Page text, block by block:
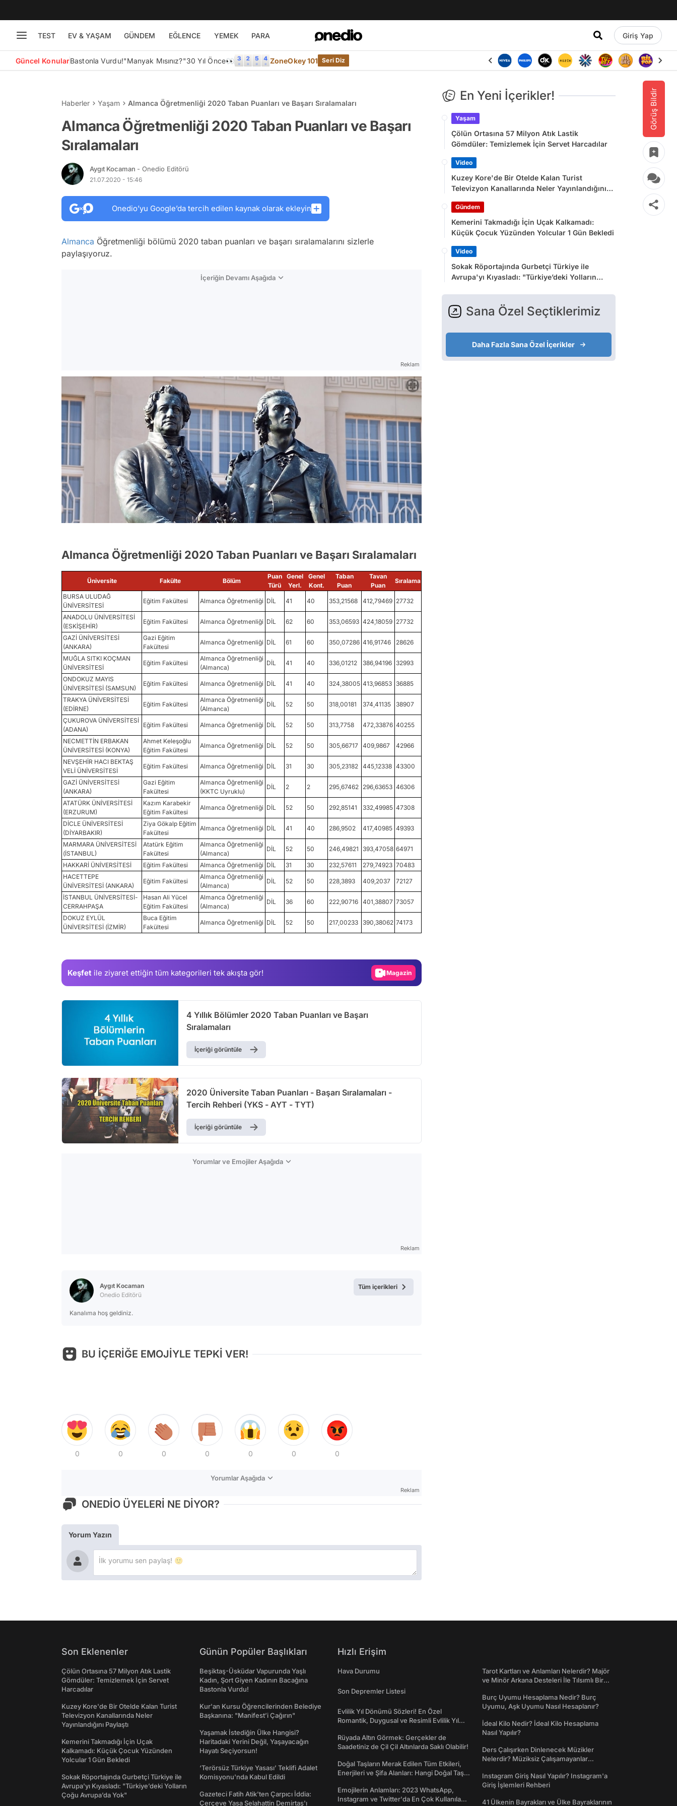
TEST EV & YAŞAM GÜNDEM EĞLENCE YEMEK PARA Giriş Yap
Güncel KonularBastonla Vurdu!"Manyak Mısınız?"30 Yıl Önce👀 ZoneOkey 101 Seri Diz
Görüş Bildir
Haberler Yaşam Almanca Öğretmenliği 2020 Taban Puanları ve Başarı Sıralamaları
Almanca Öğretmenliği 2020 Taban Puanları ve Başarı
Sıralamaları
Aygıt Kocaman - Onedio Editörü
21.07.2020 - 15:46
Onedio’yu Google’da tercih edilen kaynak olarak ekleyin
Almanca Öğretmenliği bölümü 2020 taban puanları ve başarı sıralamalarını sizlerle
paylaşıyoruz.
İçeriğin Devamı Aşağıda
Reklam
Almanca Öğretmenliği 2020 Taban Puanları ve Başarı Sıralamaları
Üniversite Fakülte Bölüm
Puan
Türü
Genel
Yerl.
Genel
Kont.
Taban
Puan
Tavan
Puan
Sıralama
BURSA ULUDAĞ
ÜNİVERSİTESİ
Eğitim Fakültesi Almanca Öğretmenliği DİL 41 40 353,21568 412,79469 27732
ANADOLU ÜNİVERSİTESİ
(ESKİŞEHİR)
Eğitim Fakültesi Almanca Öğretmenliği DİL 62 60 353,06593 424,18059 27732
GAZİ ÜNİVERSİTESİ
(ANKARA)
Gazi Eğitim
Fakültesi
Almanca Öğretmenliği DİL 61 60 350,07286 416,91746 28626
MUĞLA SITKI KOÇMAN
ÜNİVERSİTESİ
Eğitim Fakültesi
Almanca Öğretmenliği
(Almanca)
DİL 41 40 336,01212 386,94196 32993
ONDOKUZ MAYIS
ÜNİVERSİTESİ (SAMSUN)
Eğitim Fakültesi Almanca Öğretmenliği DİL 41 40 324,38005 413,96853 36885
TRAKYA ÜNİVERSİTESİ
(EDİRNE)
Eğitim Fakültesi
Almanca Öğretmenliği
(Almanca)
DİL 52 50 318,00181 374,41135 38907
ÇUKUROVA ÜNİVERSİTESİ
(ADANA)
Eğitim Fakültesi Almanca Öğretmenliği DİL 52 50 313,7758 472,33876 40255
NECMETTİN ERBAKAN
ÜNİVERSİTESİ (KONYA)
Ahmet Keleşoğlu
Eğitim Fakültesi
Almanca Öğretmenliği DİL 52 50 305,66717 409,9867 42966
NEVŞEHİR HACI BEKTAŞ
VELİ ÜNİVERSİTESİ
Eğitim Fakültesi Almanca Öğretmenliği DİL 31 30 305,23182 445,12338 43300
GAZİ ÜNİVERSİTESİ
(ANKARA)
Gazi Eğitim
Fakültesi
Almanca Öğretmenliği
(KKTC Uyruklu)
DİL 2 2 295,67462 296,63653 46306
ATATÜRK ÜNİVERSİTESİ
(ERZURUM)
Kazım Karabekir
Eğitim Fakültesi
Almanca Öğretmenliği DİL 52 50 292,85141 332,49985 47308
DİCLE ÜNİVERSİTESİ
(DİYARBAKIR)
Ziya Gökalp Eğitim
Fakültesi
Almanca Öğretmenliği DİL 41 40 286,9502 417,40985 49393
MARMARA ÜNİVERSİTESİ
(İSTANBUL)
Atatürk Eğitim
Fakültesi
Almanca Öğretmenliği
(Almanca)
DİL 52 50 246,49821 393,47058 64971
HAKKARİ ÜNİVERSİTESİ Eğitim Fakültesi Almanca Öğretmenliği DİL 31 30 232,57611 279,74923 70483
HACETTEPE
ÜNİVERSİTESİ (ANKARA)
Eğitim Fakültesi
Almanca Öğretmenliği
(Almanca)
DİL 52 50 228,3893 409,2037 72127
İSTANBUL ÜNİVERSİTESİ-
CERRAHPAŞA
Hasan Ali Yücel
Eğitim Fakültesi
Almanca Öğretmenliği
(Almanca)
DİL 36 60 222,90716 401,38807 73057
DOKUZ EYLÜL
ÜNİVERSİTESİ (İZMİR)
Buca Eğitim
Fakültesi
Almanca Öğretmenliği DİL 52 50 217,00233 390,38062 74173
Keşfet ile ziyaret ettiğin tüm kategorileri tek akışta gör!
Video
Magazin
4 Yıllık Bölümler 2020 Taban Puanları ve Başarı
Sıralamaları
İçeriği görüntüle
2020 Üniversite Taban Puanları - Başarı Sıralamaları -
Tercih Rehberi (YKS - AYT - TYT)
İçeriği görüntüle
Yorumlar ve Emojiler Aşağıda
Reklam
Aygıt Kocaman
Onedio Editörü
Kanalıma hoş geldiniz.
Tüm içerikleri
BU İÇERİĞE EMOJİYLE TEPKİ VER!
0 0 0 0 0 0 0
Yorumlar Aşağıda
Reklam
ONEDİO ÜYELERİ NE DİYOR?
Yorum Yazın
En Yeni İçerikler!
Yaşam
Çölün Ortasına 57 Milyon Atık Lastik
Gömdüler: Temizlemek İçin Servet Harcadılar
Video
Kuzey Kore'de Bir Otelde Kalan Turist
Televizyon Kanallarında Neler Yayınlandığını
Gündem
Kemerini Takmadığı İçin Uçak Kalkamadı:
Küçük Çocuk Yüzünden Yolcular 1 Gün Bekledi
Video
Sokak Röportajında Gurbetçi Türkiye ile
Avrupa'yı Kıyasladı: "Türkiye’deki Yolların
Sana Özel Seçtiklerimiz
Daha Fazla Sana Özel İçerikler
Son Eklenenler
Çölün Ortasına 57 Milyon Atık Lastik
Gömdüler: Temizlemek İçin Servet
Harcadılar
Kuzey Kore'de Bir Otelde Kalan Turist
Televizyon Kanallarında Neler
Yayınlandığını Paylaştı
Kemerini Takmadığı İçin Uçak
Kalkamadı: Küçük Çocuk Yüzünden
Yolcular 1 Gün Bekledi
Sokak Röportajında Gurbetçi Türkiye ile
Avrupa'yı Kıyasladı: "Türkiye’deki Yolların
Çoğu Avrupa’da Yok"
Günün Popüler Başlıkları
Beşiktaş-Üsküdar Vapurunda Yaşlı
Kadın, Şort Giyen Kadının Bacağına
Bastonla Vurdu!
Kur'an Kursu Öğrencilerinden Belediye
Başkanına: "Manifest’i Çağırın"
Yaşamak İstediğin Ülke Hangisi?
Haritadaki Yerini Değil, Yaşayacağın
Hayatı Seçiyorsun!
‘Terörsüz Türkiye Yasası’ Teklifi Adalet
Komisyonu'nda Kabul Edildi
Gazeteci Fatih Atik'ten Çarpıcı İddia:
Çerçeve Yasa Selahattin Demirtaş'ı
Hızlı Erişim
Hava Durumu
Son Depremler Listesi
Evlilik Yıl Dönümü Sözleri! En Özel
Romantik, Duygusal ve Resimli Evlilik Yıl
Rüyada Altın Görmek: Gerçekler de
Saadetiniz de Çil Çil Altınlarda Saklı Olabilir!
Doğal Taşların Merak Edilen Tüm Etkileri,
Enerjileri ve Şifa Alanları: Hangi Doğal Taş
Emojilerin Anlamları: 2023 WhatsApp,
Instagram ve Twitter'da En Çok Kullanılan
Tarot Kartları ve Anlamları Nelerdir? Majör
ve Minör Arkana Desteleri İle Tılsımlı Bir
Burç Uyumu Hesaplama Nedir? Burç
Uyumu, Aşk Uyumu Nasıl Hesaplanır?
İdeal Kilo Nedir? İdeal Kilo Hesaplama
Nasıl Yapılır?
Ders Çalışırken Dinlenecek Müzikler
Nelerdir? Müziksiz Çalışamayanlar
Instagram Giriş Nasıl Yapılır? Instagram'a
Giriş İşlemleri Rehberi
41 Ülkenin Bayrakları ve Ülke Bayraklarının